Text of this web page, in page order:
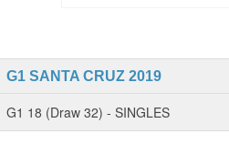
G1 SANTA CRUZ 2019
G1 18 (Draw 32) - SINGLES